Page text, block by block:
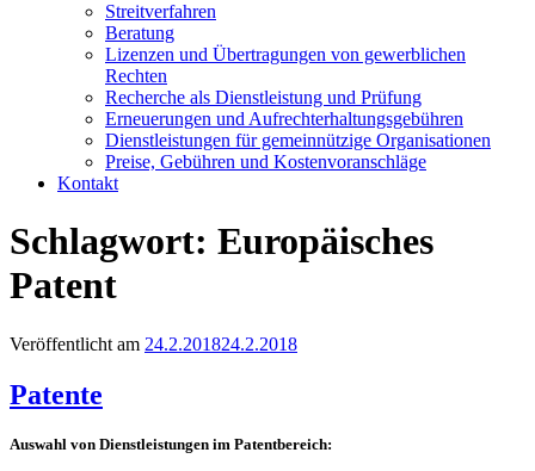
Streitverfahren
Beratung
Lizenzen und Übertragungen von gewerblichen
Rechten
Recherche als Dienstleistung und Prüfung
Erneuerungen und Aufrechterhaltungsgebühren
Dienstleistungen für gemeinnützige Organisationen
Preise, Gebühren und Kostenvoranschläge
Kontakt
Schlagwort: Europäisches
Patent
Veröffentlicht am 24.2.201824.2.2018
Patente
Auswahl von Dienstleistungen im Patentbereich: